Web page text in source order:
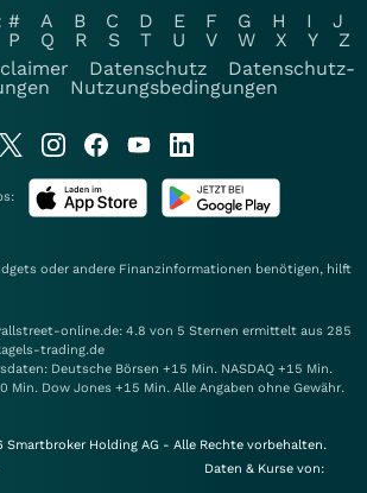
# A B C D E F G H I
J
P Q R S T U V W X Y
Z
Datenschutz
Datenschutz-
Nutzungsbedingungen
oder andere Finanzinformationen benötigen, hilft
online.de: 4.8 von 5 Sternen ermittelt aus 285
trading.de
Deutsche Börsen +15 Min. NASDAQ +15 Min.
Min. Dow Jones +15 Min. Alle Angaben ohne Gewähr.
Holding AG - Alle Rechte vorbehalten.
Daten & Kurse von: